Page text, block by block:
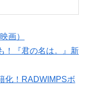
画）
！『君の名は。』新
化！RADWIMPSボ